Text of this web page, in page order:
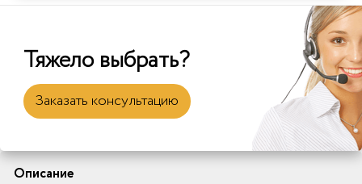
Тяжело выбрать?
Заказать консультацию
Описание